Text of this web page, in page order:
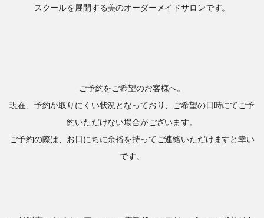
スクールを展開する美のオーダーメイドサロンです。
ご予約をご希望のお客様へ。
現在、予約が取りにくい状況となっており、ご希望の日時にてご予
約いただけない場合がございます。
ご予約の際は、お日にちに余裕を持ってご連絡いただけますと幸い
です。